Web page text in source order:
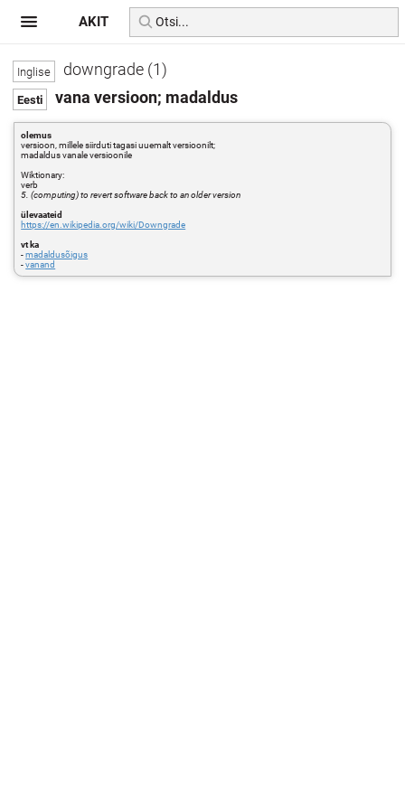
downgrade (1)
vana versioon; madaldus
olemus
versioon, millele siirduti tagasi uuemalt versioonilt;
madaldus vanale versioonile
Wiktionary:
verb
5. (computing) to revert software back to an older version
ülevaateid
https://en.wikipedia.org/wiki/Downgrade
vt ka
-madaldusõigus
-vanand
AKIT